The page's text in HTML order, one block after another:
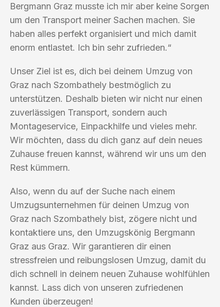
Bergmann Graz musste ich mir aber keine Sorgen
um den Transport meiner Sachen machen. Sie
haben alles perfekt organisiert und mich damit
enorm entlastet. Ich bin sehr zufrieden.“
Unser Ziel ist es, dich bei deinem Umzug von
Graz nach Szombathely bestmöglich zu
unterstützen. Deshalb bieten wir nicht nur einen
zuverlässigen Transport, sondern auch
Montageservice, Einpackhilfe und vieles mehr.
Wir möchten, dass du dich ganz auf dein neues
Zuhause freuen kannst, während wir uns um den
Rest kümmern.
Also, wenn du auf der Suche nach einem
Umzugsunternehmen für deinen Umzug von
Graz nach Szombathely bist, zögere nicht und
kontaktiere uns, den Umzugskönig Bergmann
Graz aus Graz. Wir garantieren dir einen
stressfreien und reibungslosen Umzug, damit du
dich schnell in deinem neuen Zuhause wohlfühlen
kannst. Lass dich von unseren zufriedenen
Kunden überzeugen!